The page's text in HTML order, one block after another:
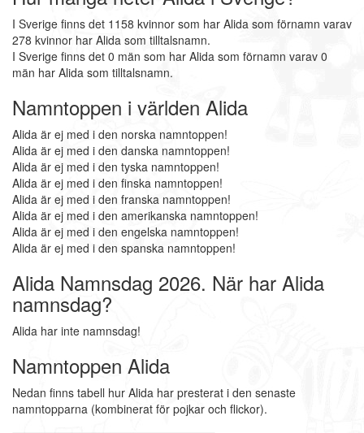
I Sverige finns det 1158 kvinnor som har Alida som förnamn varav
278 kvinnor har Alida som tilltalsnamn.
I Sverige finns det 0 män som har Alida som förnamn varav 0
män har Alida som tilltalsnamn.
Namntoppen i världen Alida
Alida är ej med i den norska namntoppen!
Alida är ej med i den danska namntoppen!
Alida är ej med i den tyska namntoppen!
Alida är ej med i den finska namntoppen!
Alida är ej med i den franska namntoppen!
Alida är ej med i den amerikanska namntoppen!
Alida är ej med i den engelska namntoppen!
Alida är ej med i den spanska namntoppen!
Alida Namnsdag 2026. När har Alida
namnsdag?
Alida har inte namnsdag!
Namntoppen Alida
Nedan finns tabell hur Alida har presterat i den senaste
namntopparna (kombinerat för pojkar och flickor).